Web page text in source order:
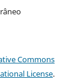
Commons
License.